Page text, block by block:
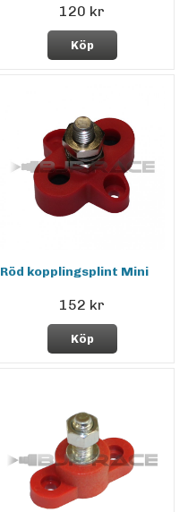
120 kr
Köp
Röd kopplingsplint Mini
152 kr
Köp